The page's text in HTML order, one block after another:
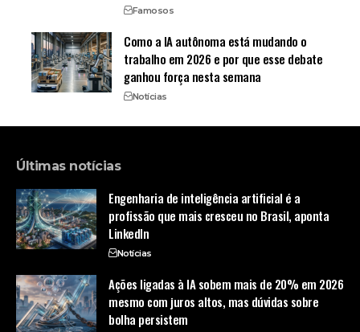
Famosos
Como a IA autônoma está mudando o
trabalho em 2026 e por que esse debate
ganhou força nesta semana
Notícias
Últimas notícias
Engenharia de inteligência artificial é a
profissão que mais cresceu no Brasil, aponta
LinkedIn
Notícias
Ações ligadas à IA sobem mais de 20% em 2026
mesmo com juros altos, mas dúvidas sobre
bolha persistem